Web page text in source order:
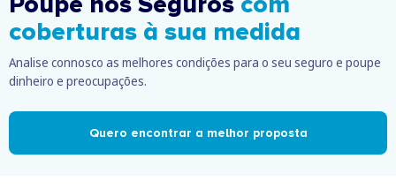
coberturas à sua medida
Analise connosco as melhores condições para o seu seguro e poupe
dinheiro e preocupações.
Quero encontrar a melhor proposta